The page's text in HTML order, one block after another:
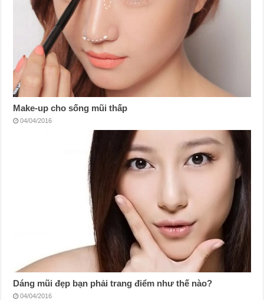
Make-up cho sống mũi thấp
04/04/2016
Dáng mũi đẹp bạn phải trang điểm như thế nào?
04/04/2016